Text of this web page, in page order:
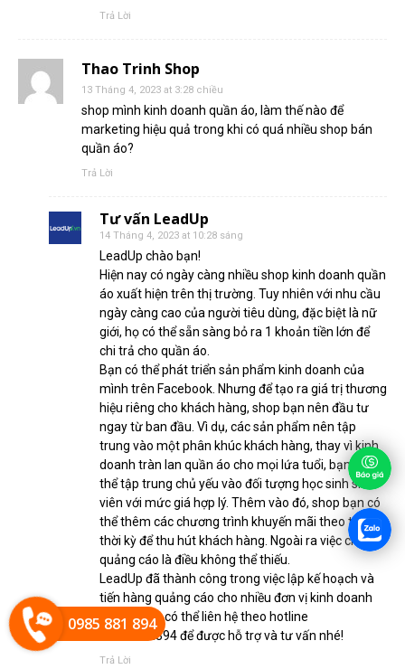
Trả Lời
Thao Trinh Shop
13 Tháng 4, 2023 at 3:28 chiều
shop mình kinh doanh quần áo, làm thế nào để
marketing hiệu quả trong khi có quá nhiều shop bán
quần áo?
Trả Lời
Tư vấn LeadUp
14 Tháng 4, 2023 at 10:28 sáng
LeadUp chào bạn!
Hiện nay có ngày càng nhiều shop kinh doanh quần
áo xuất hiện trên thị trường. Tuy nhiên với nhu cầu
ngày càng cao của người tiêu dùng, đặc biệt là nữ
giới, họ có thể sẵn sàng bỏ ra 1 khoản tiền lớn để
chi trả cho quần áo.
Bạn có thể phát triển sản phẩm kinh doanh của
mình trên Facebook. Nhưng để tạo ra giá trị thương
hiệu riêng cho khách hàng, shop bạn nên đầu tư
ngay từ ban đầu. Vì dụ, các sản phẩm nên tập
trung vào một phân khúc khách hàng, thay vì kinh
doanh tràn lan quần áo cho mọi lứa tuổi, bạn có
thể tập trung chủ yếu vào đối tượng học sinh sinh
viên với mức giá hợp lý. Thêm vào đó, shop bạn có
thể thêm các chương trình khuyến mãi theo từng
thời kỳ để thu hút khách hàng. Ngoài ra việc chạy
quảng cáo là điều không thể thiếu.
LeadUp đã thành công trong việc lập kế hoạch và
tiến hàng quảng cáo cho nhiều đơn vị kinh doanh
online. Bạn có thể liên hệ theo hotline
0985.881.894 để được hỗ trợ và tư vấn nhé!
Trả Lời
0985 881 894